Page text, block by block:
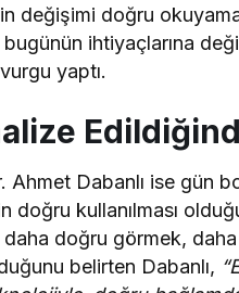
değişimi doğru
ihtiyaçlarına
yaptı.
Ahmet Dabanlı ise gün
doğru kullanılması
doğru görmek,
belirten Dabanlı,